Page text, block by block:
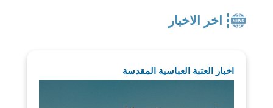
اخر الاخبار
اخبار العتبة العباسية المقدسة